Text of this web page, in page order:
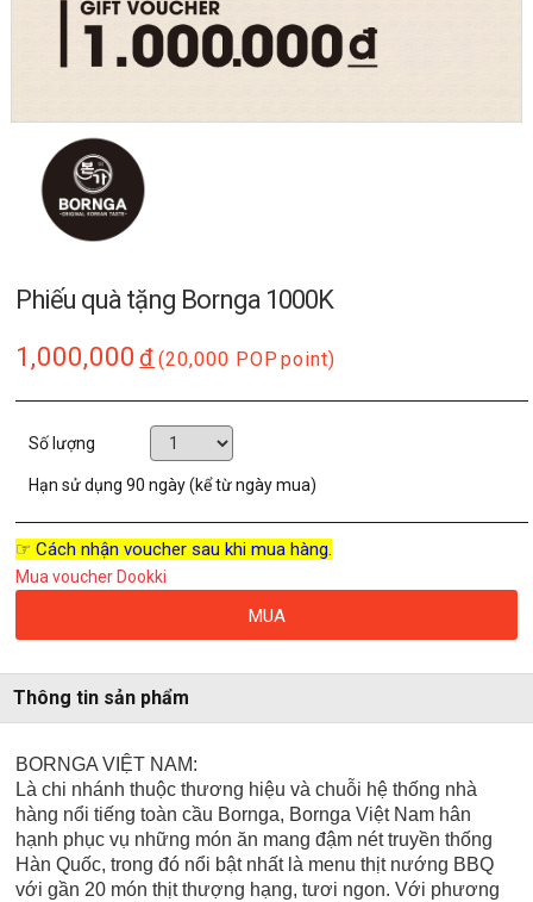
Phiếu quà tặng Bornga 1000K
1,000,000 đ (20,000 POP point)
Số lượng
Hạn sử dụng90 ngày (kể từ ngày mua)
☞ Cách nhận voucher sau khi mua hàng.
Mua voucher Dookki
MUA
Thông tin sản phẩm
BORNGA VIỆT NAM:
Là chi nhánh thuộc thương hiệu và chuỗi hệ thống nhà
hàng nổi tiếng toàn cầu Bornga, Bornga Việt Nam hân
hạnh phục vụ những món ăn mang đậm nét truyền thống
Hàn Quốc, trong đó nổi bật nhất là menu thịt nướng BBQ
với gần 20 món thịt thượng hạng, tươi ngon. Với phương